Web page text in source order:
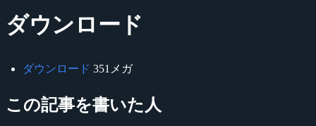
ダウンロード
ダウンロード 351メガ
この記事を書いた人